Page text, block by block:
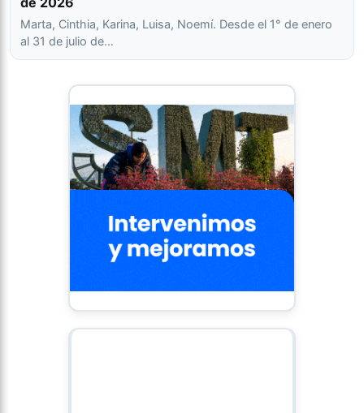
Marta, Cinthia, Karina, Luisa, Noemí. Desde el 1° de enero
al 31 de julio de…